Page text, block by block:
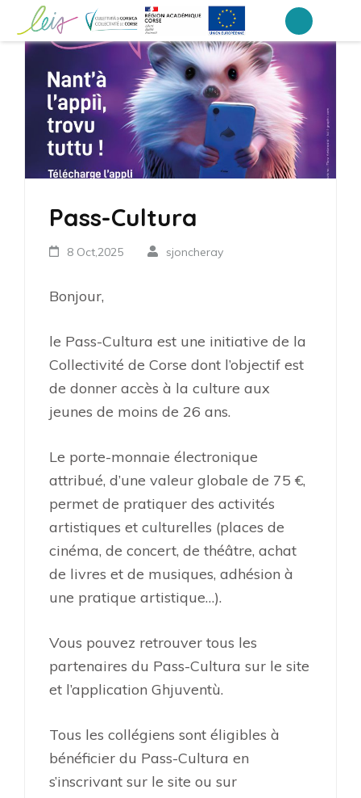
contenu
(Pressez
Collège Laetitia Bonaparte – Ajaccio
Pass-Cultura
8 Oct,2025 sjoncheray
Bonjour,
le Pass-Cultura est une initiative de la
Collectivité de Corse dont l’objectif est
de donner accès à la culture aux
jeunes de moins de 26 ans.
Le porte-monnaie électronique
attribué, d’une valeur globale de 75 €,
permet de pratiquer des activités
artistiques et culturelles (places de
cinéma, de concert, de théâtre, achat
de livres et de musiques, adhésion à
une pratique artistique…).
Vous pouvez retrouver tous les
partenaires du Pass-Cultura sur le site
et l’application Ghjuventù.
Tous les collégiens sont éligibles à
bénéficier du Pass-Cultura en
s’inscrivant sur le site ou sur